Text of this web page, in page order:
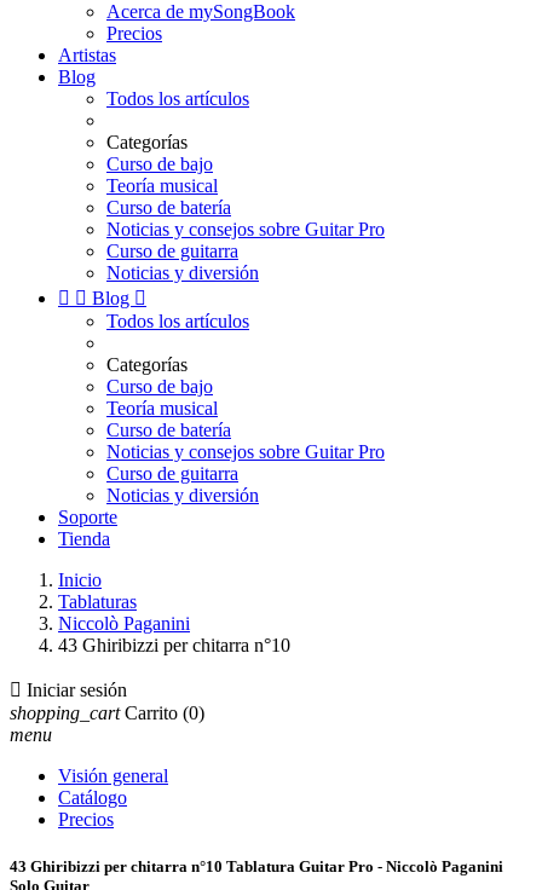
Acerca de mySongBook
Precios
Artistas
Blog
Todos los artículos
Categorías
Curso de bajo
Teoría musical
Curso de batería
Noticias y consejos sobre Guitar Pro
Curso de guitarra
Noticias y diversión
  Blog 
Todos los artículos
Categorías
Curso de bajo
Teoría musical
Curso de batería
Noticias y consejos sobre Guitar Pro
Curso de guitarra
Noticias y diversión
Soporte
Tienda
Inicio
Tablaturas
Niccolò Paganini
43 Ghiribizzi per chitarra n°10
 Iniciar sesión
shopping_cart Carrito (0)
menu
Visión general
Catálogo
Precios
43 Ghiribizzi per chitarra n°10 Tablatura Guitar Pro - Niccolò Paganini
Solo Guitar